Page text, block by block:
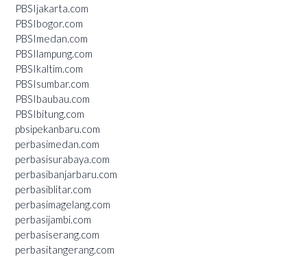
PBSIjakarta.com
PBSIbogor.com
PBSImedan.com
PBSIlampung.com
PBSIkaltim.com
PBSIsumbar.com
PBSIbaubau.com
PBSIbitung.com
pbsipekanbaru.com
perbasimedan.com
perbasisurabaya.com
perbasibanjarbaru.com
perbasiblitar.com
perbasimagelang.com
perbasijambi.com
perbasiserang.com
perbasitangerang.com